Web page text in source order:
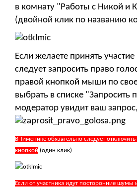
в комнату "Работы с Никой и
(двойной клик по названию
Если желаете принять
следует запросить право
правой кнопкой мыши по
выбрать в списке "Запросить
модератор увидит ваш
В Тимспике обязательно следует
кнопкой (один клик)
Если от участника идут посторонние шумы